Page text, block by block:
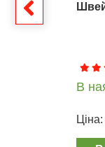
В
Ціна: